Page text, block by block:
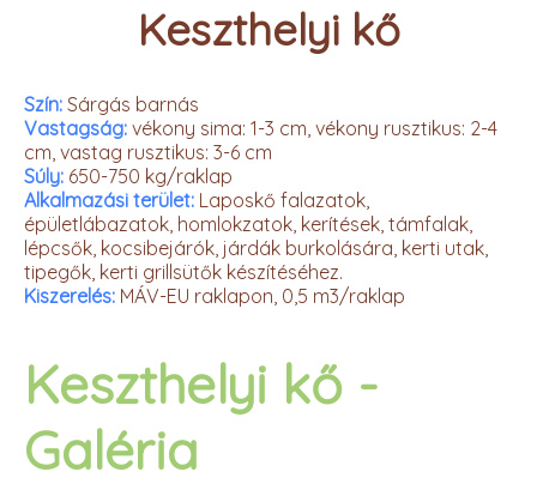
Keszthelyi kő
Szín: Sárgás barnás
Vastagság: vékony sima: 1-3 cm, vékony rusztikus: 2-4
cm, vastag rusztikus: 3-6 cm
Súly: 650-750 kg/raklap
Alkalmazási terület: Laposkő falazatok,
épületlábazatok, homlokzatok, kerítések, támfalak,
lépcsők, kocsibejárók, járdák burkolására, kerti utak,
tipegők, kerti grillsütők készítéséhez.
Kiszerelés: MÁV-EU raklapon, 0,5 m3/raklap
Keszthelyi kő -
Galéria